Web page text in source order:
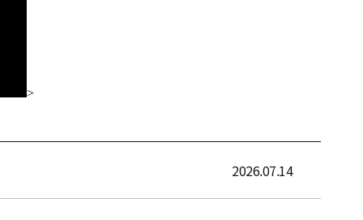
2026.07.14